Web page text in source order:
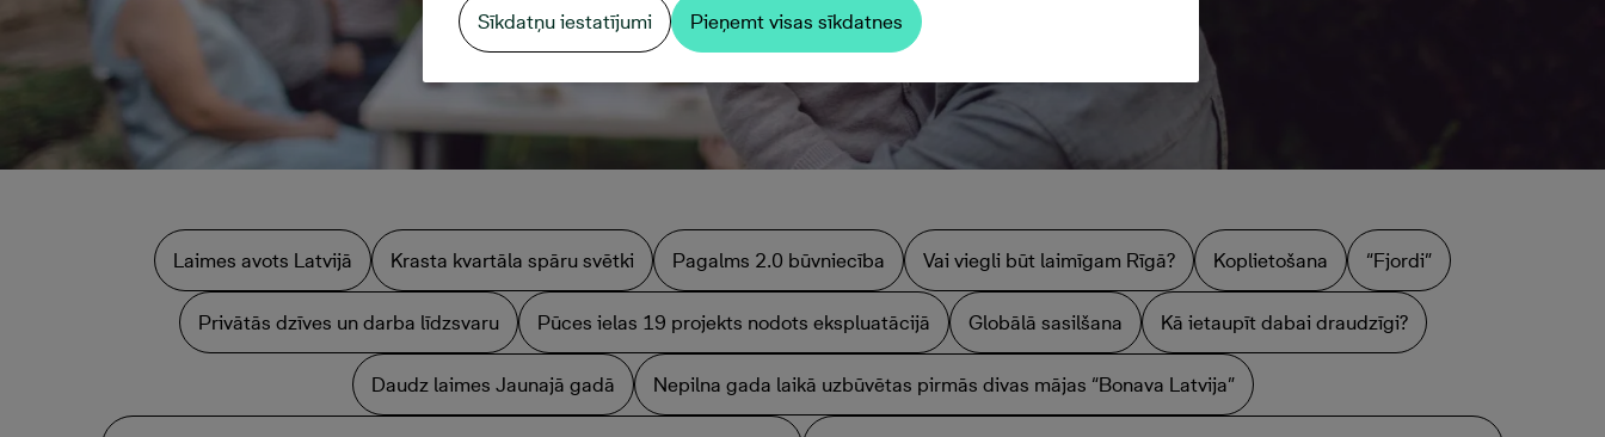
Laimes avots Latvijā Krasta kvartāla spāru svētki Pagalms 2.0 būvniecība Vai viegli būt laimīgam Rīgā? Koplietošana “Fjordi”
Privātās dzīves un darba līdzsvaru Pūces ielas 19 projekts nodots ekspluatācijā Globālā sasilšana Kā ietaupīt dabai draudzīgi?
Daudz laimes Jaunajā gadā Nepilna gada laikā uzbūvētas pirmās divas mājas “Bonava Latvija”
Sīkdatņu iestatījumi Pieņemt visas sīkdatnes